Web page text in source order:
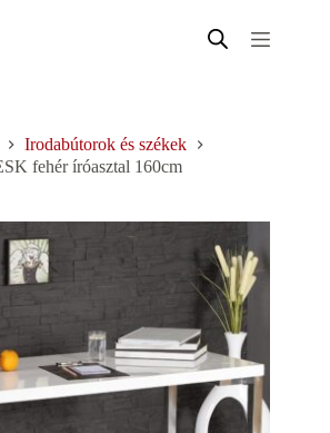
Irodabútorok és székek
fehér íróasztal 160cm